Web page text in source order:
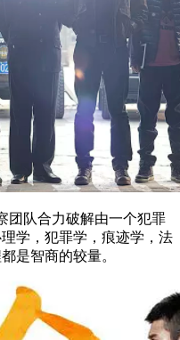
团队合力破解由一个犯罪
学，犯罪学，痕迹学，法
是智商的较量。